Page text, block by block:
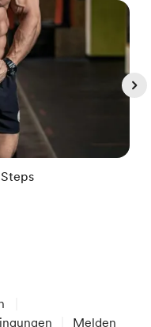
Melden